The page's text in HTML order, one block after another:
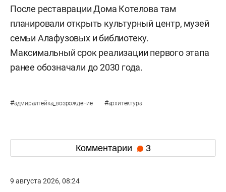
После реставрации Дома Котелова там
планировали открыть культурный центр, музей
семьи Алафузовых и библиотеку.
Максимальный срок реализации первого этапа
ранее обозначали до 2030 года.
#адмиралтейка_возрождение #архитектура
Комментарии 3
9 августа 2026, 08:24